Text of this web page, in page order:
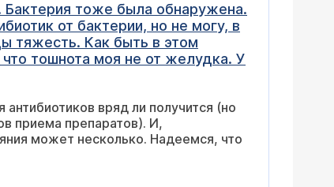
Бактерия тоже была обнаружена.
от бактерии, но не могу, в
тяжесть. Как быть в этом
тошнота моя не от желудка. У
вряд ли получится (но
приема препаратов). И,
может несколько. Надеемся, что